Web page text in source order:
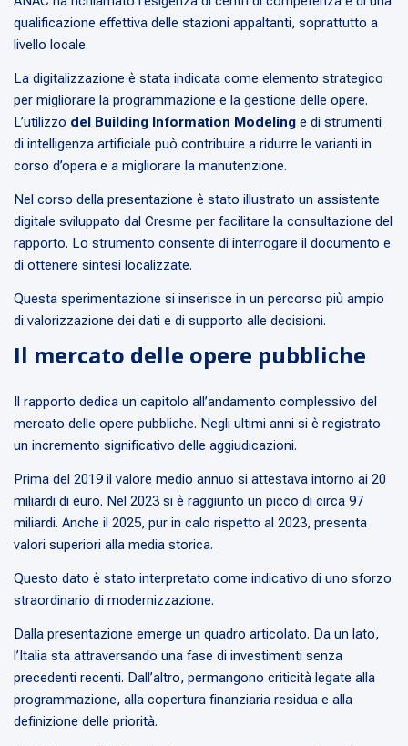
qualificazione effettiva delle stazioni appaltanti, soprattutto a
livello locale.
La digitalizzazione è stata indicata come elemento strategico
per migliorare la programmazione e la gestione delle opere.
L’utilizzo del Building Information Modeling e di strumenti
di intelligenza artificiale può contribuire a ridurre le varianti in
corso d’opera e a migliorare la manutenzione.
Nel corso della presentazione è stato illustrato un assistente
digitale sviluppato dal Cresme per facilitare la consultazione del
rapporto. Lo strumento consente di interrogare il documento e
di ottenere sintesi localizzate.
Questa sperimentazione si inserisce in un percorso più ampio
di valorizzazione dei dati e di supporto alle decisioni.
Il mercato delle opere pubbliche
Il rapporto dedica un capitolo all’andamento complessivo del
mercato delle opere pubbliche. Negli ultimi anni si è registrato
un incremento significativo delle aggiudicazioni.
Prima del 2019 il valore medio annuo si attestava intorno ai 20
miliardi di euro. Nel 2023 si è raggiunto un picco di circa 97
miliardi. Anche il 2025, pur in calo rispetto al 2023, presenta
valori superiori alla media storica.
Questo dato è stato interpretato come indicativo di uno sforzo
straordinario di modernizzazione.
Dalla presentazione emerge un quadro articolato. Da un lato,
l’Italia sta attraversando una fase di investimenti senza
precedenti recenti. Dall’altro, permangono criticità legate alla
programmazione, alla copertura finanziaria residua e alla
definizione delle priorità.